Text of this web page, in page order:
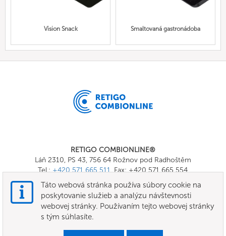
Vision Snack Smaltovaná gastronádoba
RETIGO COMBIONLINE®
Láň 2310, PS 43, 756 64 Rožnov pod Radhoštěm
Tel.:+420 571 665 511, Fax: +420 571 665 554
E-mail:
info@combionline.com
OnlineMenu
Podmienky
Táto webová stránka používa súbory cookie na
poskytovanie služieb a analýzu návštevnosti
webovej stránky. Používaním tejto webovej stránky
s tým súhlasíte.